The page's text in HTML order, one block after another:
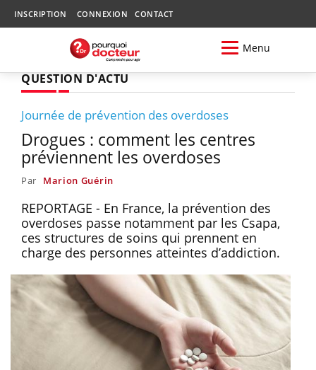
INSCRIPTION CONNEXION CONTACT
Menu
QUESTION D'ACTU
Journée de prévention des overdoses
Drogues : comment les centres
préviennent les overdoses
Par Marion Guérin
REPORTAGE - En France, la prévention des
overdoses passe notamment par les Csapa,
ces structures de soins qui prennent en
charge des personnes atteintes d’addiction.